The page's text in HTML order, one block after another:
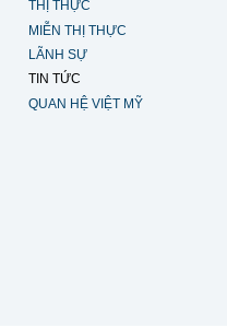
THỊ THỰC
MIỄN THỊ THỰC
LÃNH SỰ
TIN TỨC
QUAN HỆ VIỆT MỸ